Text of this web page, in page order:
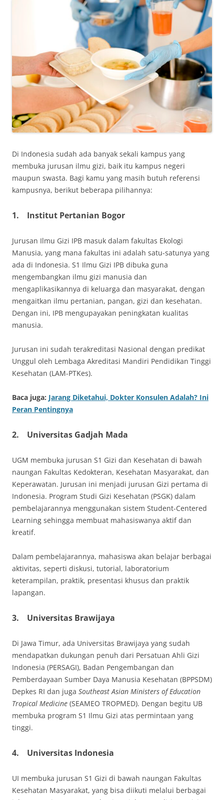
Di Indonesia sudah ada banyak sekali kampus yang
membuka jurusan ilmu gizi, baik itu kampus negeri
maupun swasta. Bagi kamu yang masih butuh referensi
kampusnya, berikut beberapa pilihannya:
1. Institut Pertanian Bogor
Jurusan Ilmu Gizi IPB masuk dalam fakultas Ekologi
Manusia, yang mana fakultas ini adalah satu-satunya yang
ada di Indonesia. S1 Ilmu Gizi IPB dibuka guna
mengembangkan ilmu gizi manusia dan
mengaplikasikannya di keluarga dan masyarakat, dengan
mengaitkan ilmu pertanian, pangan, gizi dan kesehatan.
Dengan ini, IPB mengupayakan peningkatan kualitas
manusia.
Jurusan ini sudah terakreditasi Nasional dengan predikat
Unggul oleh Lembaga Akreditasi Mandiri Pendidikan Tinggi
Kesehatan (LAM-PTKes).
Baca juga: Jarang Diketahui, Dokter Konsulen Adalah? Ini
Peran Pentingnya
2. Universitas Gadjah Mada
UGM membuka jurusan S1 Gizi dan Kesehatan di bawah
naungan Fakultas Kedokteran, Kesehatan Masyarakat, dan
Keperawatan. Jurusan ini menjadi jurusan Gizi pertama di
Indonesia. Program Studi Gizi Kesehatan (PSGK) dalam
pembelajarannya menggunakan sistem Student-Centered
Learning sehingga membuat mahasiswanya aktif dan
kreatif.
Dalam pembelajarannya, mahasiswa akan belajar berbagai
aktivitas, seperti diskusi, tutorial, laboratorium
keterampilan, praktik, presentasi khusus dan praktik
lapangan.
3. Universitas Brawijaya
Di Jawa Timur, ada Universitas Brawijaya yang sudah
mendapatkan dukungan penuh dari Persatuan Ahli Gizi
Indonesia (PERSAGI), Badan Pengembangan dan
Pemberdayaan Sumber Daya Manusia Kesehatan (BPPSDM)
Depkes RI dan juga Southeast Asian Ministers of Education
Tropical Medicine (SEAMEO TROPMED). Dengan begitu UB
membuka program S1 Ilmu Gizi atas permintaan yang
tinggi.
4. Universitas Indonesia
UI membuka jurusan S1 Gizi di bawah naungan Fakultas
Kesehatan Masyarakat, yang bisa diikuti melalui berbagai